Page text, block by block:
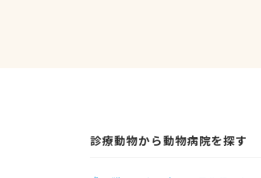
診療動物から動物病院を探す